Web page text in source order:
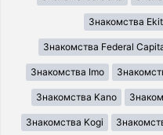
Знакомства
Знакомства Federal
Знакомства Imo
Знакомства Kano
Знакомства Kogi